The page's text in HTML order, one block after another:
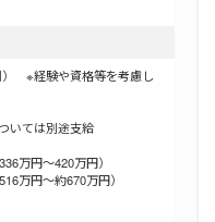
） ※経験や資格等を考慮し
ついては別途支給
万円～420万円）
万円～約670万円）